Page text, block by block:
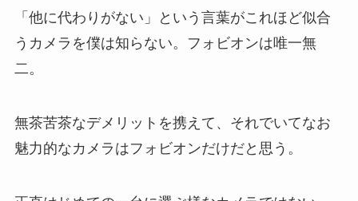
「他に代わりがない」という言葉がこれほど似合
うカメラを僕は知らない。フォビオンは唯一無
二。
無茶苦茶なデメリットを携えて、それでいてなお
魅力的なカメラはフォビオンだけだと思う。